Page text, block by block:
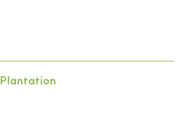
Plantation